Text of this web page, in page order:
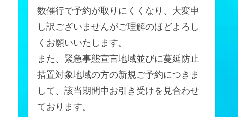
数催行で予約が取りにくくなり、大変申
し訳ございませんがご理解のほどよろし
くお願いいたします。
また、緊急事態宣言地域並びに蔓延防止
措置対象地域の方の新規ご予約につきま
して、該当期間中お引き受けを見合わせ
ております。